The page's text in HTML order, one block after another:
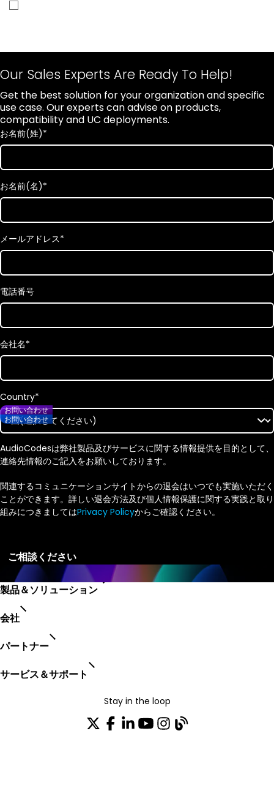
Our Sales Experts Are Ready To Help!
Get the best solution for your organization and specific
use case. Our experts can advise on products,
compatibility and UC deployments.
お名前(姓)*
お名前(名)*
メールアドレス*
電話番号
会社名*
Country*
AudioCodesは弊社製品及びサービスに関する情報提供を目的として、
連絡先情報のご記入をお願いしております。
関連するコミュニケーションサイトからの退会はいつでも実施いただく
ことができます。詳しい退会方法及び個人情報保護に関する実践と取り
組みにつきましてはPrivacy Policyからご確認ください。
製品＆ソリューション
会社
パートナー
サービス＆サポート
Stay in the loop
お問い合わせ
お問い合わせ